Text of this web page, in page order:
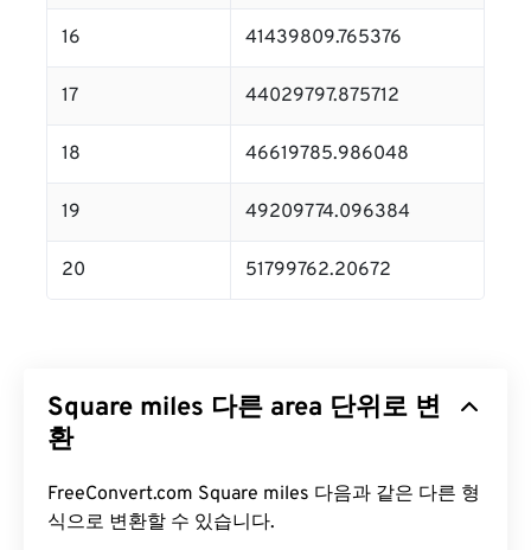
16 41439809.765376
17 44029797.875712
18 46619785.986048
19 49209774.096384
20 51799762.20672
Square miles 다른 area 단위로 변
환
FreeConvert.com Square miles 다음과 같은 다른 형
식으로 변환할 수 있습니다.